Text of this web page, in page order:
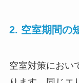
2. 空室期間の
空室対策におい